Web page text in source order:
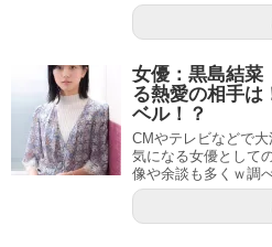
女優：黒島結
る熱愛の相手は
ベル！？
CMやテレビなどで大
気になる女優として
像や余談も多くｗ調